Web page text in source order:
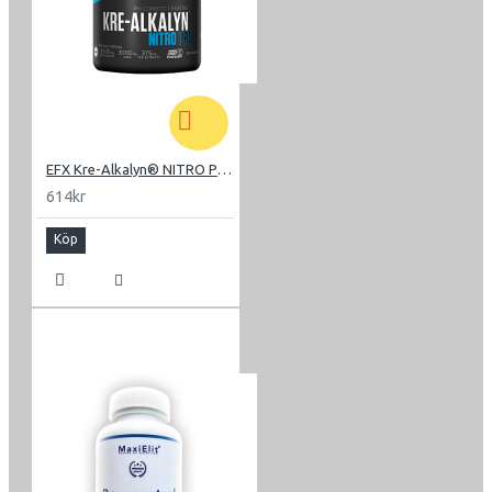
Zeolit gör inandat syre mer tillgängligt, ökar
energiproduktionen och ökar hastigheten för
bortskaffande av mjölksyra. Utbytet som äger rum under
den kemiska processen tillåter också att eliminera
ammonium, den verkliga boven i utmattningskriser och
tillståndet av berusning av det centrala nervsystemet.
Zeoliten, som underlättar elimineringen av
ammoniumjoner, gör att du kan öka idrottarens klarhet
och förbättra utbytet, faktorer som leder till en
signifikant minskad återhämtningstid för idrottare.
nivåer av
ammoniumjon
för kroppen, framför allt hjärnan då
träningspasset eller tävlingen möjliggör därför en bättre
uthållighet, en minskning av återhämtningstiderna, en
ökning av fysisk och mental prestation. Dessutom tar
zeoliten bort tungmetaller från kroppen genom
urinutsöndring utan att ta bort elektrolyter.
EFX Kre-Alkalyn® NITRO Pro 120
614kr
Köp